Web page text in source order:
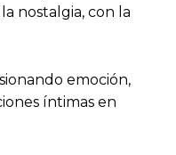
nostalgia, con la
emoción,
íntimas en